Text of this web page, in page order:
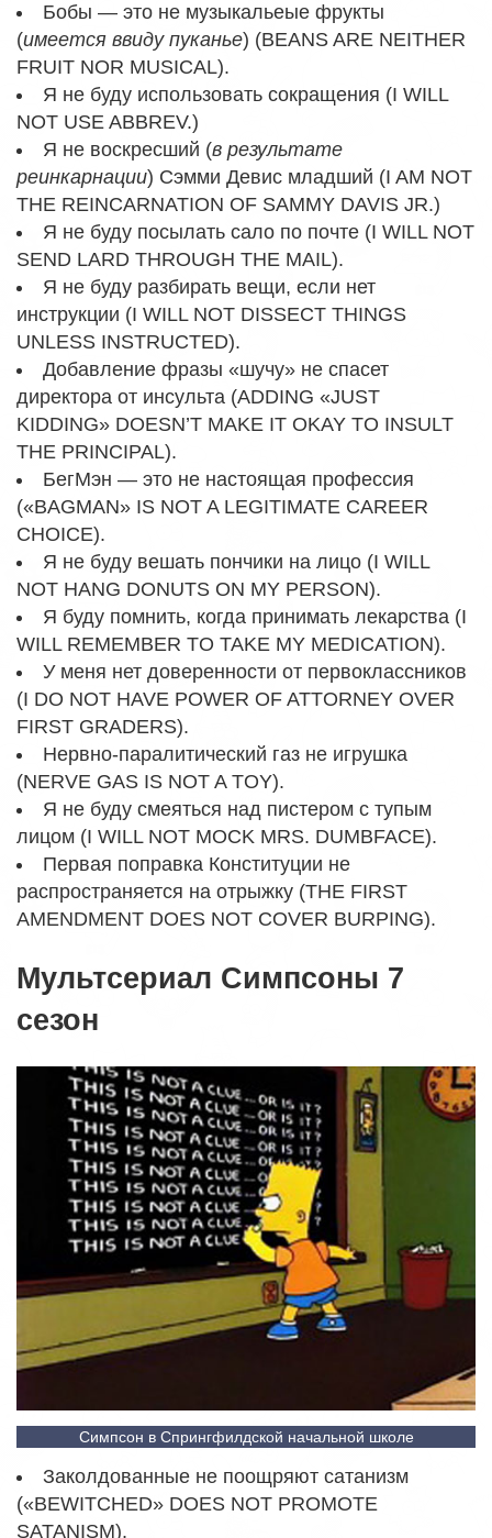
Бобы — это не музыкальеые фрукты
(имеется ввиду пуканье) (BEANS ARE NEITHER
FRUIT NOR MUSICAL).
Я не буду использовать сокращения (I WILL
NOT USE ABBREV.)
Я не воскресший (в результате
реинкарнации) Сэмми Девис младший (I AM NOT
THE REINCARNATION OF SAMMY DAVIS JR.)
Я не буду посылать сало по почте (I WILL NOT
SEND LARD THROUGH THE MAIL).
Я не буду разбирать вещи, если нет
инструкции (I WILL NOT DISSECT THINGS
UNLESS INSTRUCTED).
Добавление фразы «шучу» не спасет
директора от инсульта (ADDING «JUST
KIDDING» DOESN’T MAKE IT OKAY TO INSULT
THE PRINCIPAL).
БегМэн — это не настоящая профессия
(«BAGMAN» IS NOT A LEGITIMATE CAREER
CHOICE).
Я не буду вешать пончики на лицо (I WILL
NOT HANG DONUTS ON MY PERSON).
Я буду помнить, когда принимать лекарства (I
WILL REMEMBER TO TAKE MY MEDICATION).
У меня нет доверенности от первоклассников
(I DO NOT HAVE POWER OF ATTORNEY OVER
FIRST GRADERS).
Нервно-паралитический газ не игрушка
(NERVE GAS IS NOT A TOY).
Я не буду смеяться над пистером с тупым
лицом (I WILL NOT MOCK MRS. DUMBFACE).
Первая поправка Конституции не
распространяется на отрыжку (THE FIRST
AMENDMENT DOES NOT COVER BURPING).
Мультсериал Симпсоны 7
сезон
Симпсон в Спрингфилдской начальной школе
Заколдованные не поощряют сатанизм
(«BEWITCHED» DOES NOT PROMOTE
SATANISM).